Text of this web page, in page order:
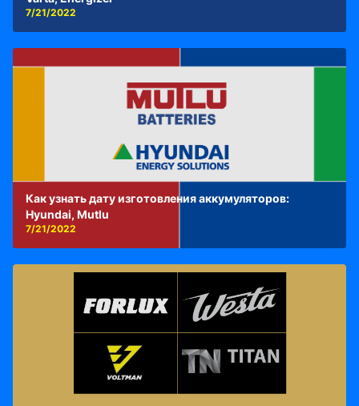
7/21/2022
Как узнать дату изготовления аккумуляторов:
Hyundai, Mutlu
7/21/2022